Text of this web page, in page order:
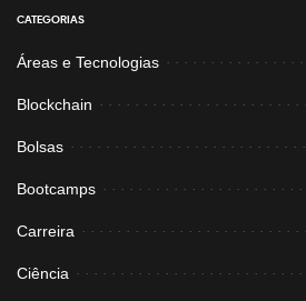
CATEGORIAS
Áreas e Tecnologias
Blockchain
Bolsas
Bootcamps
Carreira
Ciência